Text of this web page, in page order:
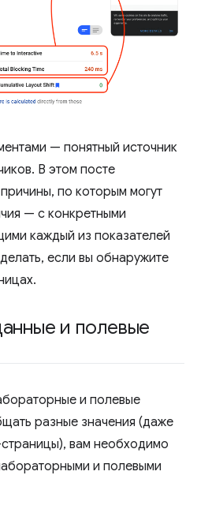
— понятный источник
В этом посте
по которым могут
— с конкретными
каждый из показателей
если вы обнаружите
и полевые
и полевые
разные значения (даже
вам необходимо
и полевыми